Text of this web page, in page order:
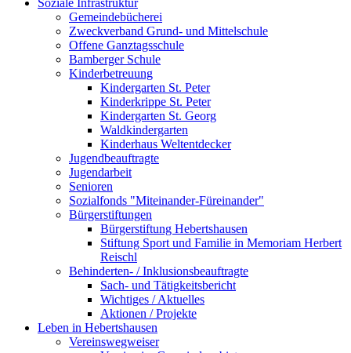
Soziale Infrastruktur
Gemeindebücherei
Zweckverband Grund- und Mittelschule
Offene Ganztagsschule
Bamberger Schule
Kinderbetreuung
Kindergarten St. Peter
Kinderkrippe St. Peter
Kindergarten St. Georg
Waldkindergarten
Kinderhaus Weltentdecker
Jugendbeauftragte
Jugendarbeit
Senioren
Sozialfonds "Miteinander-Füreinander"
Bürgerstiftungen
Bürgerstiftung Hebertshausen
Stiftung Sport und Familie in Memoriam Herbert
Reischl
Behinderten- / Inklusionsbeauftragte
Sach- und Tätigkeitsbericht
Wichtiges / Aktuelles
Aktionen / Projekte
Leben in Hebertshausen
Vereinswegweiser